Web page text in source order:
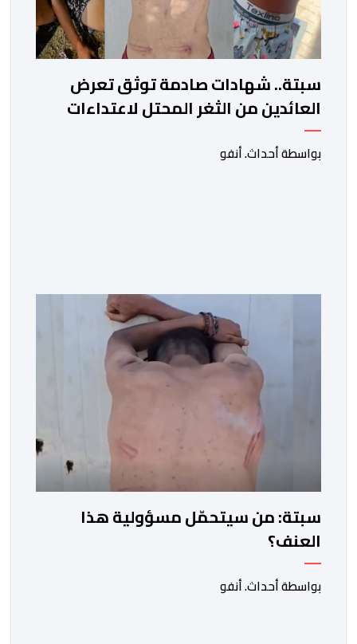
سبتة.. شهادات صادمة توثق تعرض
العائدين من الثغر المحتل لاعتداءات
جسيمة من قبل الحرس المدني
الاسباني
بواسطة أحداث. أنفو
سبتة: من سيتحمّل مسؤولية هذا
العنف؟
بواسطة أحداث. أنفو